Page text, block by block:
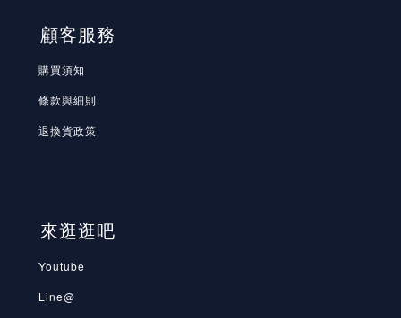
顧客服務
購買須知
條款與細則
退換貨政策
來逛逛吧
Youtube
Line@